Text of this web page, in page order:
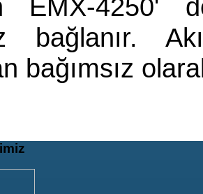
EMX-4250'
bağlanır.
bağımsız